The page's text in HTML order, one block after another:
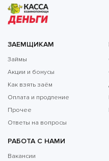
ЗАЕМЩИКАМ
Займы
Акции и бонусы
Как взять заём
Оплата и продление
Прочее
Ответы на вопросы
РАБОТА С НАМИ
Вакансии